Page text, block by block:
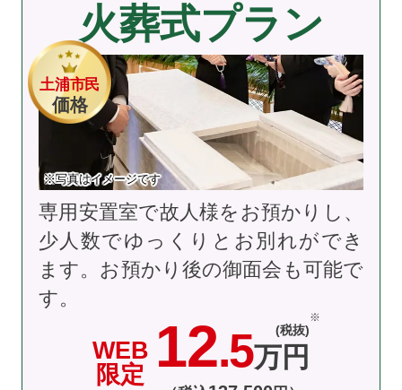
土浦市民
価格
※写真はイメージです
火葬式プラン
WEB
限定 12.5万円
(税抜)
専用安置室で故人様をお預かりし、
少人数でゆっくりとお別れができ
ます。お預かり後の御面会も可能で
す。